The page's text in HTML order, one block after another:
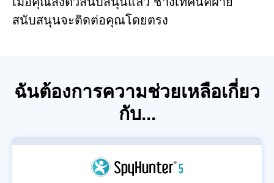
สนับสนุนจะติดต่อคุณโดยตรง
ฉันต้องการความช่วยเหลือเกี่ยว
กับ...